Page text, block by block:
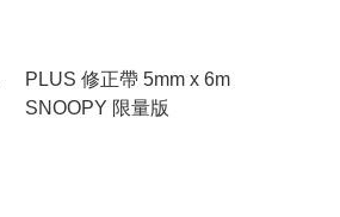
PLUS 修正帶 5mm x 6m
SNOOPY 限量版